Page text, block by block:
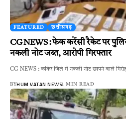
FEATURED छत्तीसगढ़
CG NEWS : फेक करेंसी रैकेट पर
नकली नोट जब्त, आरोपी गिरफ्तार
CG NEWS : कांकेर जिले में नकली नोट छापने वाले
BYHUM VATAN NEWS1 MIN READ